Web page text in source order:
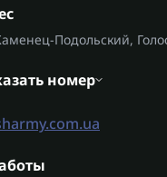
решает
упрощают
Подольский,
номер